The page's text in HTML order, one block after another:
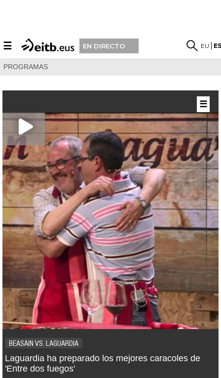
☰ EN DIRECTO EU
PROGRAMAS
BEASAIN VS. LAGUARDIA
Laguardia ha preparado los mejores caracoles de
'Entre dos fuegos'
☰